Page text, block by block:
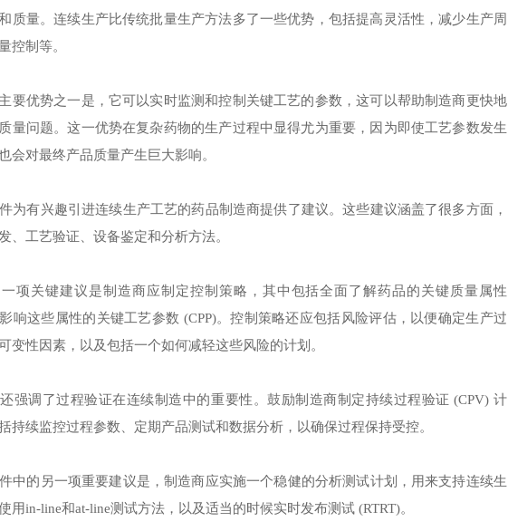
质量。连续生产比传统批量生产方法多了一些优势，包括提高灵活性，减少生产周
控制等。
要优势之一是，它可以实时监测和控制关键工艺的参数，这可以帮助制造商更快地
量问题。这一优势在复杂药物的生产过程中显得尤为重要，因为即使工艺参数发生
会对最终产品质量产生巨大影响。
为有兴趣引进连续生产工艺的药品制造商提供了建议。这些建议涵盖了很多方面，
、工艺验证、设备鉴定和分析方法。
项关键建议是制造商应制定控制策略，其中包括全面了解药品的关键质量属性
响这些属性的关键工艺参数 (CPP)。控制策略还应包括风险评估，以便确定生产过
变性因素，以及包括一个如何减轻这些风险的计划。
强调了过程验证在连续制造中的重要性。鼓励制造商制定持续过程验证 (CPV) 计
持续监控过程参数、定期产品测试和数据分析，以确保过程保持受控。
中的另一项重要建议是，制造商应实施一个稳健的分析测试计划，用来支持连续生
用in-line和at-line测试方法，以及适当的时候实时发布测试 (RTRT)。